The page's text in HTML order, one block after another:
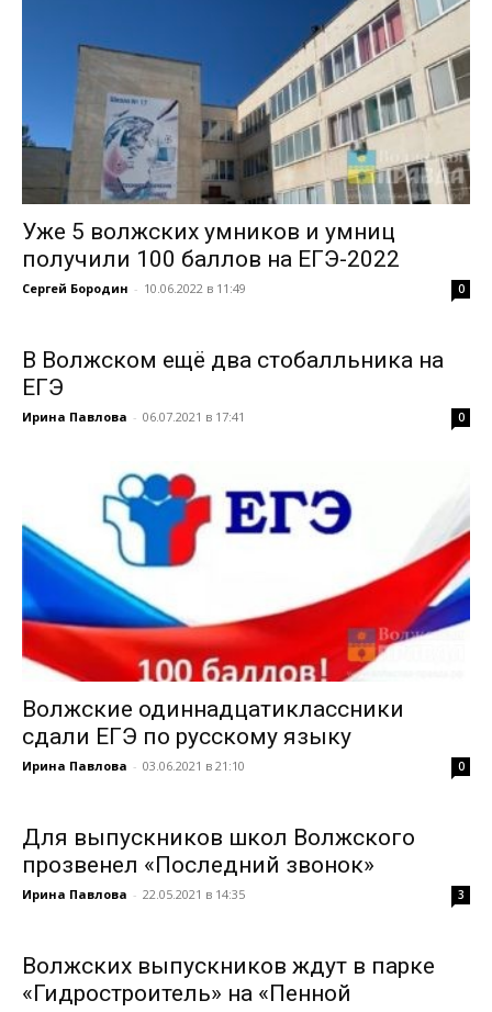
Уже 5 волжских умников и умниц
получили 100 баллов на ЕГЭ-2022
Сергей Бородин - 10.06.2022 в 11:49 0
В Волжском ещё два стобалльника на
ЕГЭ
Ирина Павлова - 06.07.2021 в 17:41 0
Волжские одиннадцатиклассники
сдали ЕГЭ по русскому языку
Ирина Павлова - 03.06.2021 в 21:10 0
Для выпускников школ Волжского
прозвенел «Последний звонок»
Ирина Павлова - 22.05.2021 в 14:35 3
Волжских выпускников ждут в парке
«Гидростроитель» на «Пенной